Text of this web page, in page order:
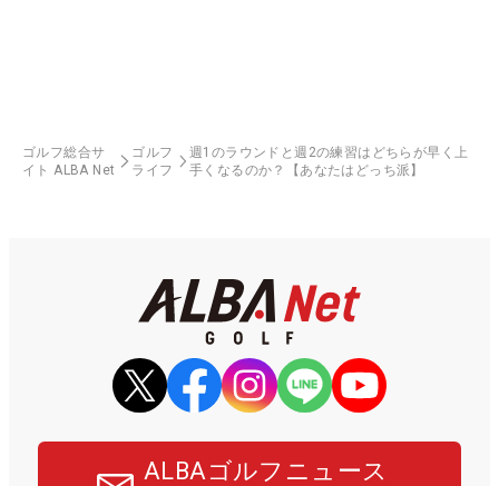
ゴルフ総合サ
イト ALBA Net
ゴルフ
ライフ
週1のラウンドと週2の練習はどちらが早く上
手くなるのか？【あなたはどっち派】
ALBAゴルフニュース